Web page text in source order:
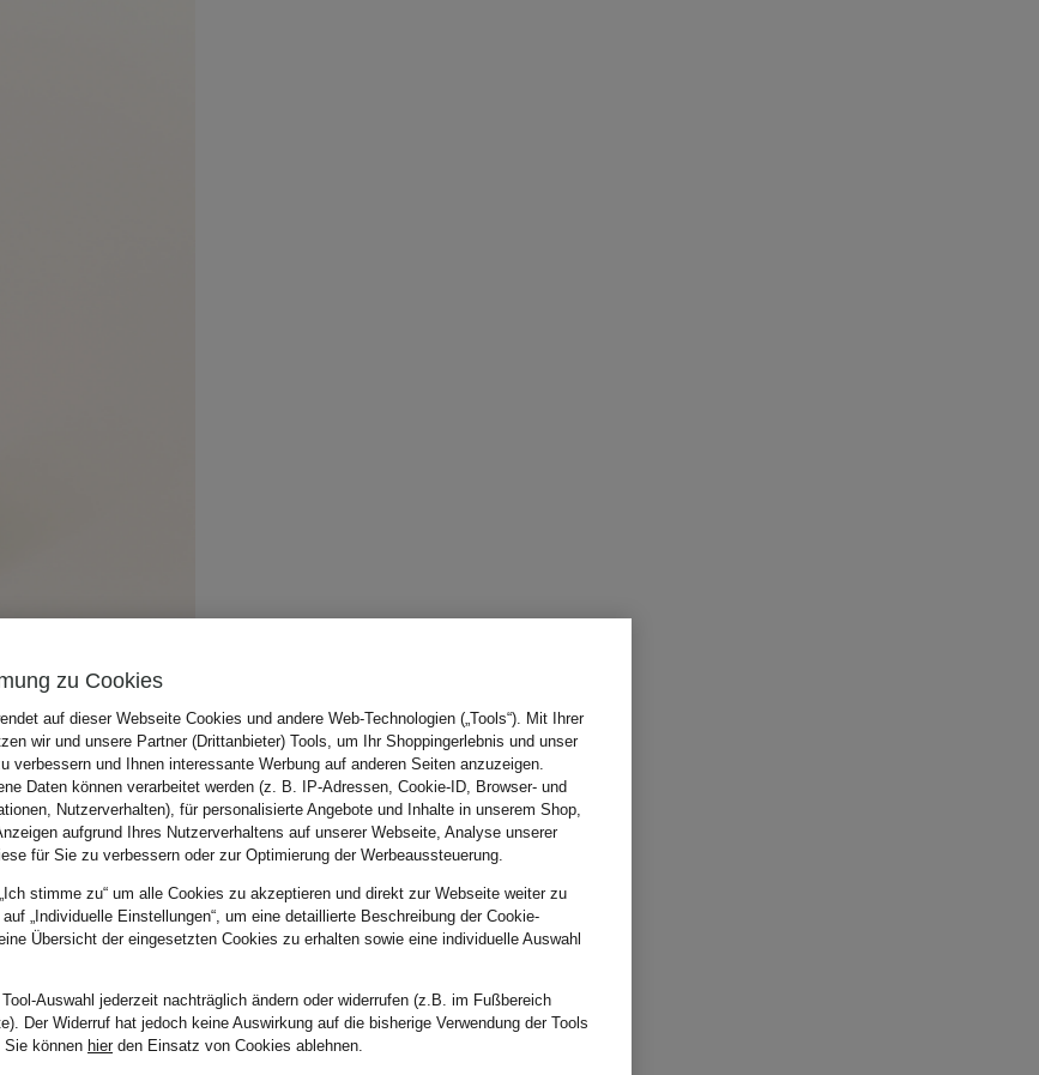
zu Cookies
auf dieser Webseite Cookies und andere Web-Technologien („Tools“). Mit Ihrer
wir und unsere Partner (Drittanbieter) Tools, um Ihr Shoppingerlebnis und unser
verbessern und Ihnen interessante Werbung auf anderen Seiten anzuzeigen.
Daten können verarbeitet werden (z. B. IP-Adressen, Cookie-ID, Browser- und
Nutzerverhalten), für personalisierte Angebote und Inhalte in unserem Shop,
aufgrund Ihres Nutzerverhaltens auf unserer Webseite, Analyse unserer
für Sie zu verbessern oder zur Optimierung der Werbeaussteuerung.
stimme zu“ um alle Cookies zu akzeptieren und direkt zur Webseite weiter zu
„Individuelle Einstellungen“, um eine detaillierte Beschreibung der Cookie-
Übersicht der eingesetzten Cookies zu erhalten sowie eine individuelle Auswahl
Auswahl jederzeit nachträglich ändern oder widerrufen (z.B. im Fußbereich
Der Widerruf hat jedoch keine Auswirkung auf die bisherige Verwendung der Tools
Sie können hierden Einsatz von Cookies ablehnen.